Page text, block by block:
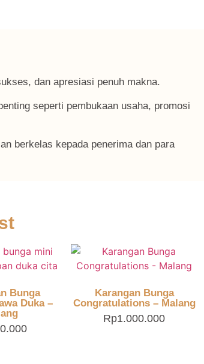
dan apresiasi penuh makna.
seperti pembukaan usaha, promosi
berkelas kepada penerima dan para
Bunga
Duka –
Karangan Bunga
Congratulations – Malang
Rp1.000.000